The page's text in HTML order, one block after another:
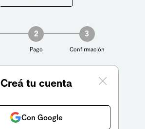
2
Pago
3
Confirmación
Creá tu cuenta
Con Google